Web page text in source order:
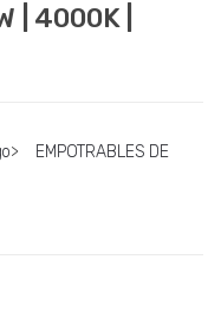
| 4000K |
>
EMPOTRABLES DE